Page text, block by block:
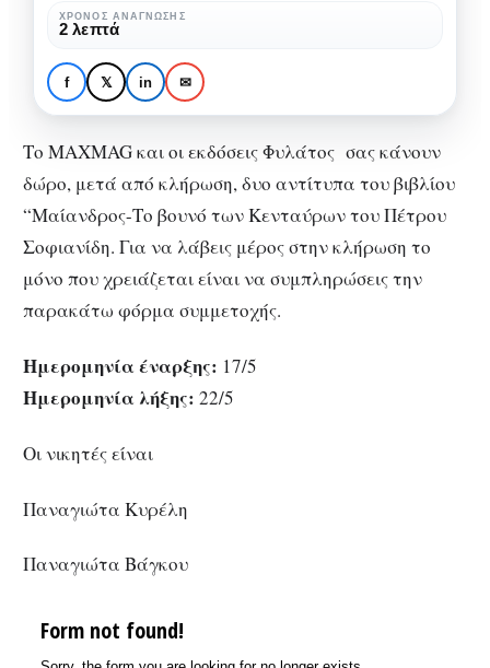
ΒΙΒΛΊΟ ΔΙΑΓΩΝΙΣΜΟΊ
Κερδίστε δυο αντίτυπα
του βιβλίου
“Μαίανδρος-Το βουνό
των Κενταύρων”
βιβλίου
“Μαίανδρος-
Το
βουνό
Κενταύρων”
ΧΡΌΝΟΣ ΑΝΆΓΝΩΣΗΣ
2 λεπτά
f 𝕏 in ✉
Το MAXMAG και οι εκδόσεις Φυλάτος σας κάνουν
δώρο, μετά από κλήρωση, δυο αντίτυπα του βιβλίου
“Μαίανδρος-Το βουνό των Κενταύρων του Πέτρου
Σοφιανίδη. Για να λάβεις μέρος στην κλήρωση το
μόνο που χρειάζεται είναι να συμπληρώσεις την
παρακάτω φόρμα συμμετοχής.
Ημερομηνία έναρξης: 17/5
Ημερομηνία λήξης: 22/5
Οι νικητές είναι
Παναγιώτα Κυρέλη
Παναγιώτα Βάγκου